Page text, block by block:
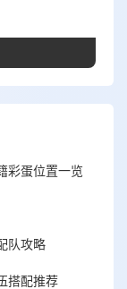
彩蛋位置一览
队攻略
搭配推荐